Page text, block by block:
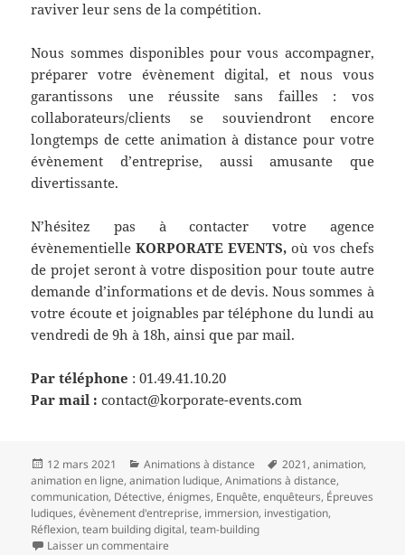
raviver leur sens de la compétition.
Nous sommes disponibles pour vous accompagner,
préparer votre évènement digital, et nous vous
garantissons une réussite sans failles : vos
collaborateurs/clients se souviendront encore
longtemps de cette animation à distance pour votre
évènement d’entreprise, aussi amusante que
divertissante.
N’hésitez pas à contacter votre agence
évènementielleKORPORATE EVENTS, où vos chefs
de projet seront à votre disposition pour toute autre
demande d’informations et de devis. Nous sommes à
votre écoute et joignables par téléphone du lundi au
vendredi de 9h à 18h, ainsi que par mail.
Par téléphone : 01.49.41.10.20
Par mail : contact@korporate-events.com
Publié
le
12 mars 2021 Catégories
Animations à distance
Mots-
clés
2021,animation,
animation en ligne,animation ludique,Animations à distance,
communication, Détective,énigmes, Enquête,enquêteurs, Épreuves
ludiques,évènement d'entreprise, immersion, investigation,
Réflexion,team building digital,team-building
Laisser un commentaire